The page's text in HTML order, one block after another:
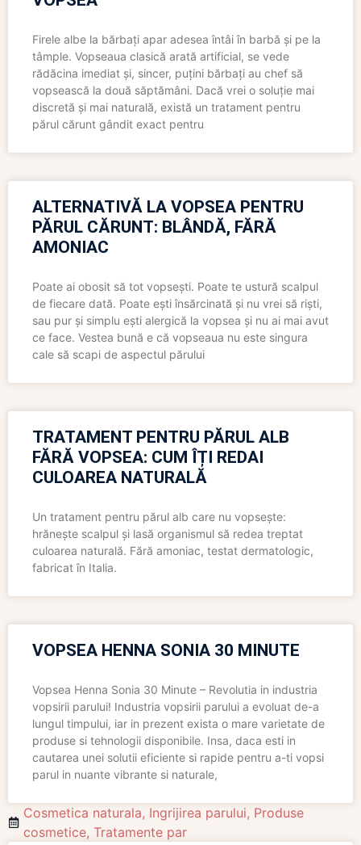
Firele albe la bărbați apar adesea întâi în barbă și pe la
tâmple. Vopseaua clasică arată artificial, se vede
rădăcina imediat și, sincer, puțini bărbați au chef să
vopsească la două săptămâni. Dacă vrei o soluție mai
discretă și mai naturală, există un tratament pentru
părul cărunt gândit exact pentru
ALTERNATIVĂ LA VOPSEA PENTRU
PĂRUL CĂRUNT: BLÂNDĂ, FĂRĂ
AMONIAC
Poate ai obosit să tot vopsești. Poate te ustură scalpul
de fiecare dată. Poate ești însărcinată și nu vrei să riști,
sau pur și simplu ești alergică la vopsea și nu ai mai avut
ce face. Vestea bună e că vopseaua nu este singura
cale să scapi de aspectul părului
TRATAMENT PENTRU PĂRUL ALB
FĂRĂ VOPSEA: CUM ÎȚI REDAI
CULOAREA NATURALĂ
Un tratament pentru părul alb care nu vopsește:
hrănește scalpul și lasă organismul să redea treptat
culoarea naturală. Fără amoniac, testat dermatologic,
fabricat în Italia.
VOPSEA HENNA SONIA 30 MINUTE
Vopsea Henna Sonia 30 Minute – Revolutia in industria
vopsirii parului! Industria vopsirii parului a evoluat de-a
lungul timpului, iar in prezent exista o mare varietate de
produse si tehnologii disponibile. Insa, daca esti in
cautarea unei solutii eficiente si rapide pentru a-ti vopsi
parul in nuante vibrante si naturale,
Cosmetica naturala, Ingrijirea parului, Produse
cosmetice, Tratamente par